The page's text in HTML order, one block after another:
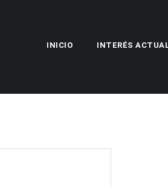
INICIO INTERÉS